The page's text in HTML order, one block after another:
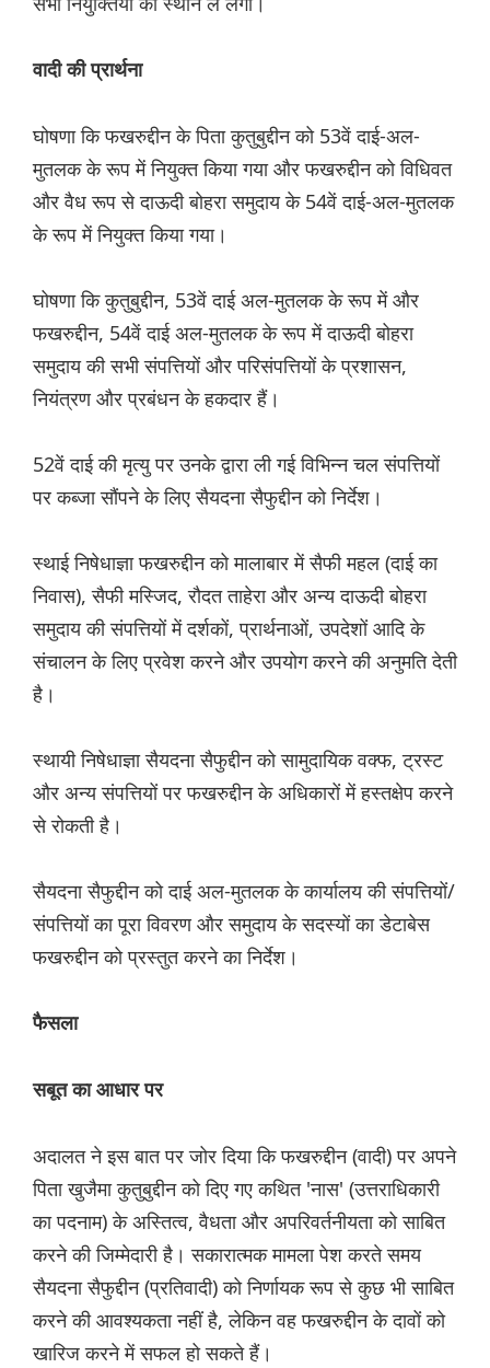
वादी की प्रार्थना
घोषणा कि फखरुद्दीन के पिता कुतुबुद्दीन को 53वें दाई-अल-
मुतलक के रूप में नियुक्त किया गया और फखरुद्दीन को विधिवत
और वैध रूप से दाऊदी बोहरा समुदाय के 54वें दाई-अल-मुतलक
के रूप में नियुक्त किया गया।
घोषणा कि कुतुबुद्दीन, 53वें दाई अल-मुतलक के रूप में और
फखरुद्दीन, 54वें दाई अल-मुतलक के रूप में दाऊदी बोहरा
समुदाय की सभी संपत्तियों और परिसंपत्तियों के प्रशासन,
नियंत्रण और प्रबंधन के हकदार हैं।
52वें दाई की मृत्यु पर उनके द्वारा ली गई विभिन्न चल संपत्तियों
पर कब्जा सौंपने के लिए सैयदना सैफुद्दीन को निर्देश।
स्थाई निषेधाज्ञा फखरुद्दीन को मालाबार में सैफी महल (दाई का
निवास), सैफी मस्जिद, रौदत ताहेरा और अन्य दाऊदी बोहरा
समुदाय की संपत्तियों में दर्शकों, प्रार्थनाओं, उपदेशों आदि के
संचालन के लिए प्रवेश करने और उपयोग करने की अनुमति देती
है।
स्थायी निषेधाज्ञा सैयदना सैफुद्दीन को सामुदायिक वक्फ, ट्रस्ट
और अन्य संपत्तियों पर फखरुद्दीन के अधिकारों में हस्तक्षेप करने
से रोकती है।
सैयदना सैफुद्दीन को दाई अल-मुतलक के कार्यालय की संपत्तियों/
संपत्तियों का पूरा विवरण और समुदाय के सदस्यों का डेटाबेस
फखरुद्दीन को प्रस्तुत करने का निर्देश।
फैसला
सबूत का आधार पर
अदालत ने इस बात पर जोर दिया कि फखरुद्दीन (वादी) पर अपने
पिता खुजैमा कुतुबुद्दीन को दिए गए कथित 'नास' (उत्तराधिकारी
का पदनाम) के अस्तित्व, वैधता और अपरिवर्तनीयता को साबित
करने की जिम्मेदारी है। सकारात्मक मामला पेश करते समय
सैयदना सैफुद्दीन (प्रतिवादी) को निर्णायक रूप से कुछ भी साबित
करने की आवश्यकता नहीं है, लेकिन वह फखरुद्दीन के दावों को
खारिज करने में सफल हो सकते हैं।